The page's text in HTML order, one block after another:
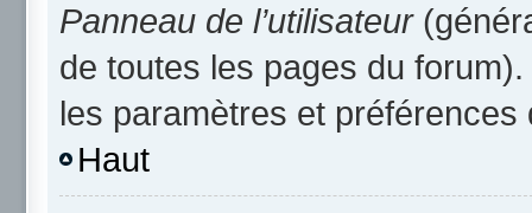
Panneau de l’utilisateur
de toutes les pages du
les paramètres et préférences
Haut